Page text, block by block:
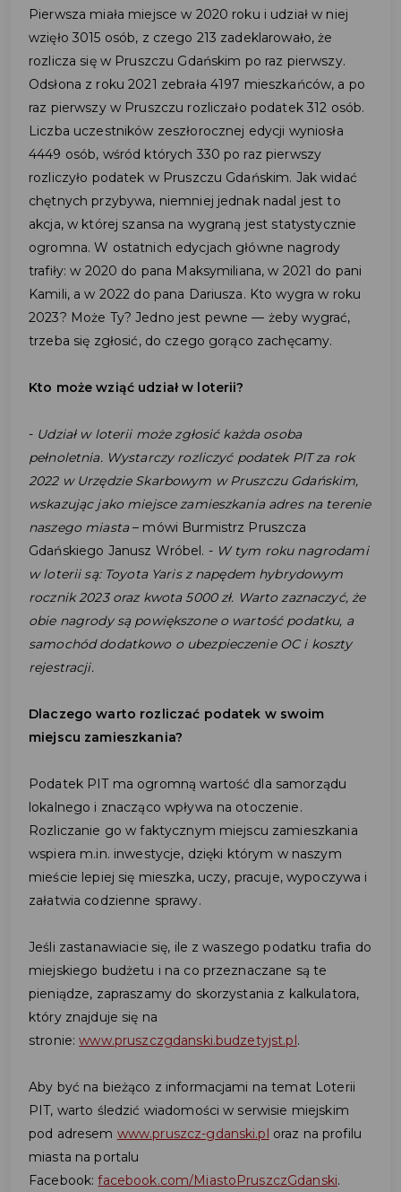
Pierwsza miała miejsce w 2020 roku i udział w niej
wzięło 3015 osób, z czego 213 zadeklarowało, że
rozlicza się w Pruszczu Gdańskim po raz pierwszy.
Odsłona z roku 2021 zebrała 4197 mieszkańców, a po
raz pierwszy w Pruszczu rozliczało podatek 312 osób.
Liczba uczestników zeszłorocznej edycji wyniosła
4449 osób, wśród których 330 po raz pierwszy
rozliczyło podatek w Pruszczu Gdańskim. Jak widać
chętnych przybywa, niemniej jednak nadal jest to
akcja, w której szansa na wygraną jest statystycznie
ogromna. W ostatnich edycjach główne nagrody
trafiły: w 2020 do pana Maksymiliana, w 2021 do pani
Kamili, a w 2022 do pana Dariusza. Kto wygra w roku
2023? Może Ty? Jedno jest pewne — żeby wygrać,
trzeba się zgłosić, do czego gorąco zachęcamy.
Kto może wziąć udział w loterii?
- Udział w loterii może zgłosić każda osoba
pełnoletnia. Wystarczy rozliczyć podatek PIT za rok
2022 w Urzędzie Skarbowym w Pruszczu Gdańskim,
wskazując jako miejsce zamieszkania adres na terenie
naszego miasta– mówi Burmistrz Pruszcza
Gdańskiego Janusz Wróbel. - W tym roku nagrodami
w loterii są: Toyota Yaris z napędem hybrydowym
rocznik 2023 oraz kwota 5000 zł. Warto zaznaczyć, że
obie nagrody są powiększone o wartość podatku, a
samochód dodatkowo o ubezpieczenie OC i koszty
rejestracji.
Dlaczego warto rozliczać podatek w swoim
miejscu zamieszkania?
Podatek PIT ma ogromną wartość dla samorządu
lokalnego i znacząco wpływa na otoczenie.
Rozliczanie go w faktycznym miejscu zamieszkania
wspiera m.in. inwestycje, dzięki którym w naszym
mieście lepiej się mieszka, uczy, pracuje, wypoczywa i
załatwia codzienne sprawy.
Jeśli zastanawiacie się, ile z waszego podatku trafia do
miejskiego budżetu i na co przeznaczane są te
pieniądze, zapraszamy do skorzystania z kalkulatora,
który znajduje się na
stronie:www.pruszczgdanski.budzetyjst.pl.
Aby być na bieżąco z informacjami na temat Loterii
PIT, warto śledzić wiadomości w serwisie miejskim
pod adresem www.pruszcz-gdanski.pl oraz na profilu
miasta na portalu
Facebook:facebook.com/MiastoPruszczGdanski.